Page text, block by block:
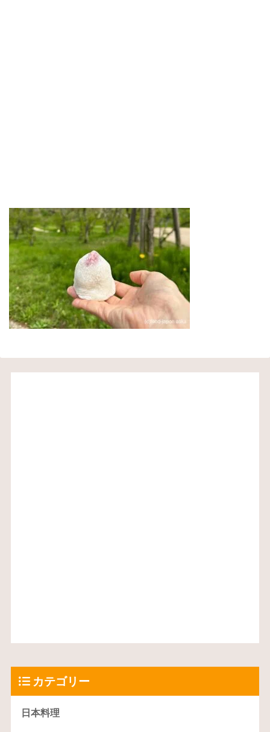
カテゴリー
日本料理